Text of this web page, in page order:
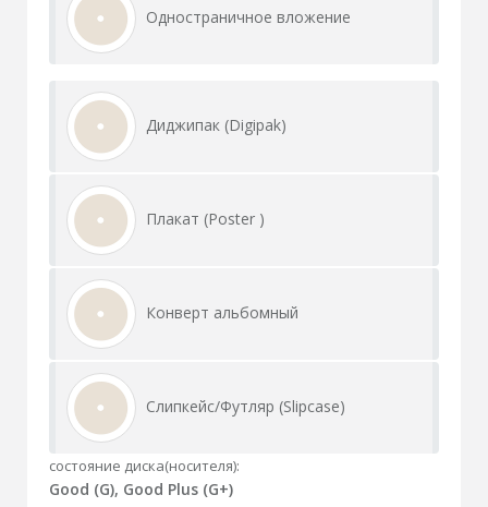
Одностраничное вложение
Диджипак (Digipak)
Плакат (Poster )
Конверт альбомный
Слипкейс/Футляр (Slipcase)
состояние диска(носителя):
Good (G), Good Plus (G+)